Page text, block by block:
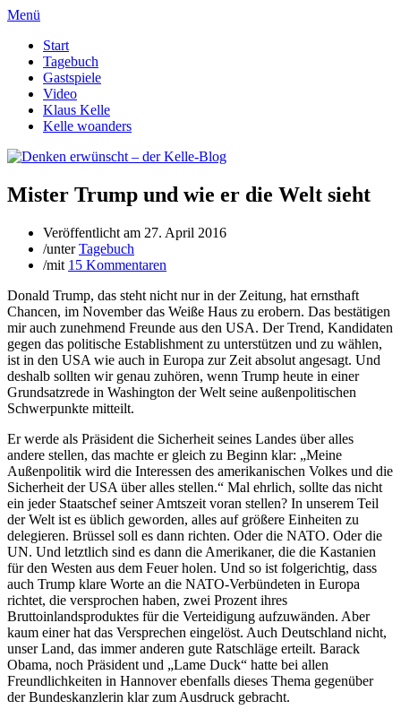
Menü
Start
Tagebuch
Gastspiele
Video
Klaus Kelle
Kelle woanders
Mister Trump und wie er die Welt sieht
Veröffentlicht am 27. April 2016
/unterTagebuch
/mit 15 Kommentaren
Donald Trump, das steht nicht nur in der Zeitung, hat ernsthaft
Chancen, im November das Weiße Haus zu erobern. Das bestätigen
mir auch zunehmend Freunde aus den USA. Der Trend, Kandidaten
gegen das politische Establishment zu unterstützen und zu wählen,
ist in den USA wie auch in Europa zur Zeit absolut angesagt. Und
deshalb sollten wir genau zuhören, wenn Trump heute in einer
Grundsatzrede in Washington der Welt seine außenpolitischen
Schwerpunkte mitteilt.
Er werde als Präsident die Sicherheit seines Landes über alles
andere stellen, das machte er gleich zu Beginn klar: „Meine
Außenpolitik wird die Interessen des amerikanischen Volkes und die
Sicherheit der USA über alles stellen.“ Mal ehrlich, sollte das nicht
ein jeder Staatschef seiner Amtszeit voran stellen? In unserem Teil
der Welt ist es üblich geworden, alles auf größere Einheiten zu
delegieren. Brüssel soll es dann richten. Oder die NATO. Oder die
UN. Und letztlich sind es dann die Amerikaner, die die Kastanien
für den Westen aus dem Feuer holen. Und so ist folgerichtig, dass
auch Trump klare Worte an die NATO-Verbündeten in Europa
richtet, die versprochen haben, zwei Prozent ihres
Bruttoinlandsproduktes für die Verteidigung aufzuwänden. Aber
kaum einer hat das Versprechen eingelöst. Auch Deutschland nicht,
unser Land, das immer anderen gute Ratschläge erteilt. Barack
Obama, noch Präsident und „Lame Duck“ hatte bei allen
Freundlichkeiten in Hannover ebenfalls dieses Thema gegenüber
der Bundeskanzlerin klar zum Ausdruck gebracht.